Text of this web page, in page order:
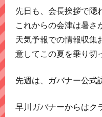
先日も、会長挨拶で隠
これからの会津は暑さ
天気予報での情報収集
意してこの夏を乗り切
先週は、ガバナー公式
早川ガバナーからはク